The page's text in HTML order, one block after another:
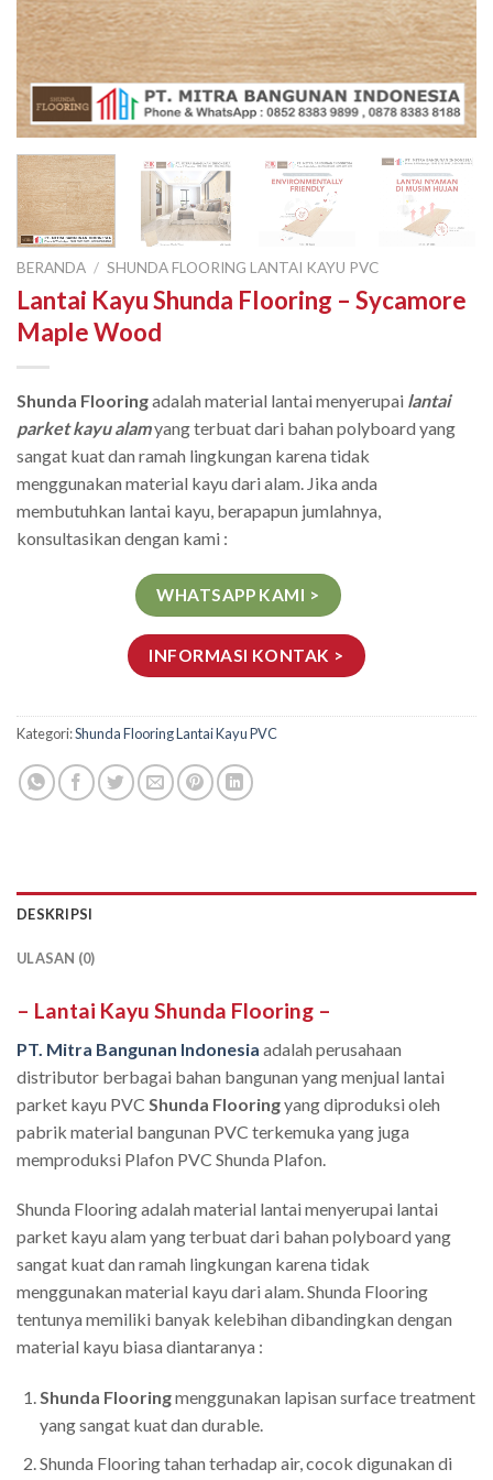
BERANDA / SHUNDA FLOORING LANTAI KAYU PVC
Lantai Kayu Shunda Flooring – Sycamore
Maple Wood
Shunda Flooringadalah material lantai menyerupai lantai
parket kayu alamyang terbuat dari bahan polyboard yang
sangat kuat dan ramah lingkungan karena tidak
menggunakan material kayu dari alam. Jika anda
membutuhkan lantai kayu, berapapun jumlahnya,
konsultasikan dengan kami :
WHATSAPP KAMI >
INFORMASI KONTAK >
Kategori:Shunda Flooring Lantai Kayu PVC
DESKRIPSI
ULASAN (0)
– Lantai Kayu Shunda Flooring –
PT. Mitra Bangunan Indonesia adalah perusahaan
distributor berbagai bahan bangunan yang menjual lantai
parket kayu PVC Shunda Flooringyang diproduksi oleh
pabrik material bangunan PVC terkemuka yang juga
memproduksi Plafon PVC Shunda Plafon.
Shunda Flooring adalah material lantai menyerupai lantai
parket kayu alam yang terbuat dari bahan polyboard yang
sangat kuat dan ramah lingkungan karena tidak
menggunakan material kayu dari alam. Shunda Flooring
tentunya memiliki banyak kelebihan dibandingkan dengan
material kayu biasa diantaranya :
Shunda Flooringmenggunakan lapisan surface treatment
yang sangat kuat dan durable.
Shunda Flooring tahan terhadap air, cocok digunakan di